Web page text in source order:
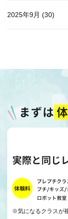
2025年9月 (30)
※気になるクラスが